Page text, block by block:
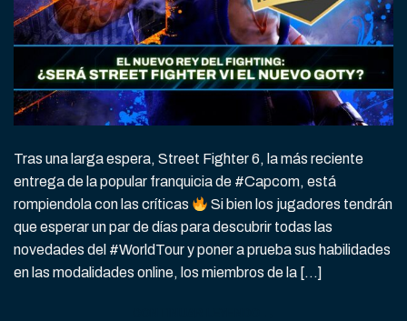
Tras una larga espera, Street Fighter 6, la más reciente
entrega de la popular franquicia de #Capcom, está
rompiendola con las críticas
Si bien los jugadores tendrán
que esperar un par de días para descubrir todas las
novedades del #WorldTour y poner a prueba sus habilidades
en las modalidades online, los miembros de la […]